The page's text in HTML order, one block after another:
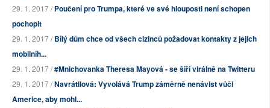
29. 1. 2017 /Poučení pro Trumpa, které ve své hlouposti není schopen
pochopit
29. 1. 2017 /Bílý dům chce od všech cizinců požadovat kontakty z jejich
mobilníh...
29. 1. 2017 /#Mnichovanka Theresa Mayová - se šíří virálně na Twitteru
29. 1. 2017 /Navrátilová: Vyvolává Trump záměrně nenávist vůči
Americe, aby mohl...